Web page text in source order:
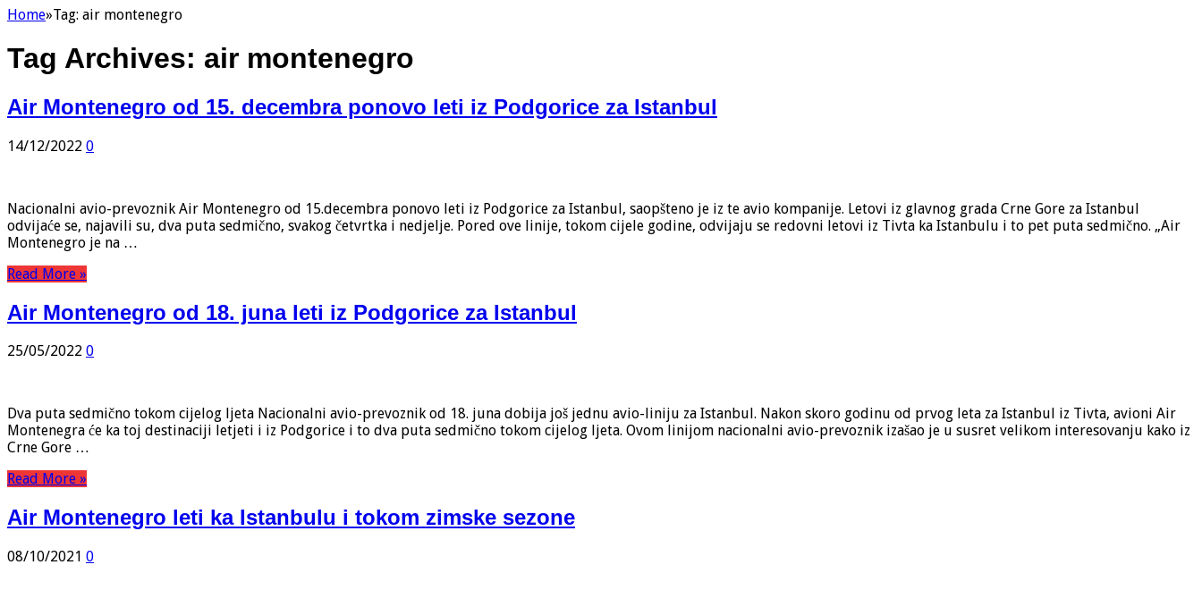
Home»Tag: air montenegro
Tag Archives: air montenegro
Air Montenegro od 15. decembra ponovo leti iz Podgorice za Istanbul
14/12/2022 0
Nacionalni avio-prevoznik Air Montenegro od 15.decembra ponovo leti iz Podgorice za Istanbul, saopšteno je iz te avio kompanije. Letovi iz glavnog grada Crne Gore za Istanbul
odvijaće se, najavili su, dva puta sedmično, svakog četvrtka i nedjelje. Pored ove linije, tokom cijele godine, odvijaju se redovni letovi iz Tivta ka Istanbulu i to pet puta sedmično. „Air
Montenegro je na …
Read More »
Air Montenegro od 18. juna leti iz Podgorice za Istanbul
25/05/2022 0
Dva puta sedmično tokom cijelog ljeta Nacionalni avio-prevoznik od 18. juna dobija još jednu avio-liniju za Istanbul. Nakon skoro godinu od prvog leta za Istanbul iz Tivta, avioni Air
Montenegra će ka toj destinaciji letjeti i iz Podgorice i to dva puta sedmično tokom cijelog ljeta. Ovom linijom nacionalni avio-prevoznik izašao je u susret velikom interesovanju kako iz
Crne Gore …
Read More »
Air Montenegro leti ka Istanbulu i tokom zimske sezone
08/10/2021 0